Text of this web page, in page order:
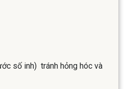
số inh) tránh hỏng hóc và